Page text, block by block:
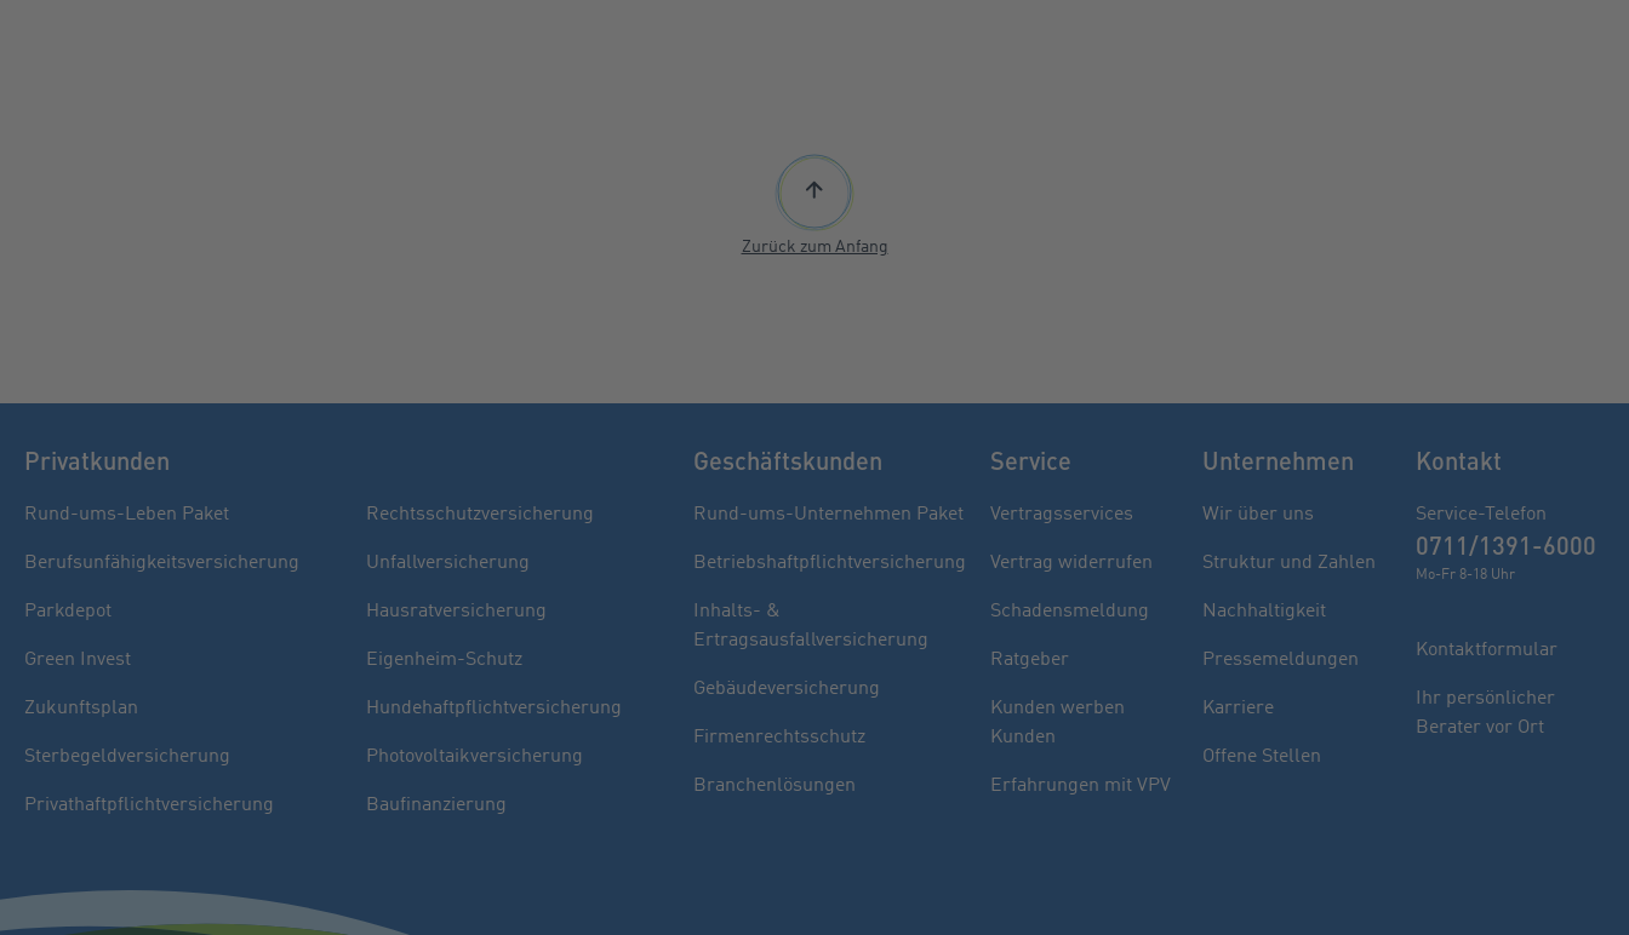
Finden Sie Ihren Berater
Sie haben noch Fragen oder möchten sich
indivuell beraten lassen.
Zurück zum Anfang
Privatkunden
Rund-ums-Leben Paket
Berufsunfähigkeitsversicherung
Parkdepot
Green Invest
Zukunftsplan
Sterbegeldversicherung
Privathaftpflichtversicherung
Rechtsschutzversicherung
Unfallversicherung
Hausratversicherung
Eigenheim-Schutz
Hundehaftpflichtversicherung
Photovoltaikversicherung
Baufinanzierung
Geschäftskunden
Rund-ums-Unternehmen Paket
Betriebshaftpflichtversicherung
Inhalts- &
Ertragsausfallversicherung
Gebäudeversicherung
Firmenrechtsschutz
Branchenlösungen
Service
Vertragsservices
Vertrag widerrufen
Schadensmeldung
Ratgeber
Kunden werben
Kunden
Erfahrungen mit VPV
Unternehmen
Wir über uns
Struktur und Zahlen
Nachhaltigkeit
Pressemeldungen
Karriere
Offene Stellen
Kontakt
Service-Telefon
0711/1391-6000
Mo-Fr 8-18 Uhr
Kontaktformular
Ihr persönlicher
Berater vor Ort